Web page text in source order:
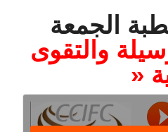
الجمعة
والتقوى
«